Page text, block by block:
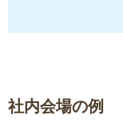
社内会場の例